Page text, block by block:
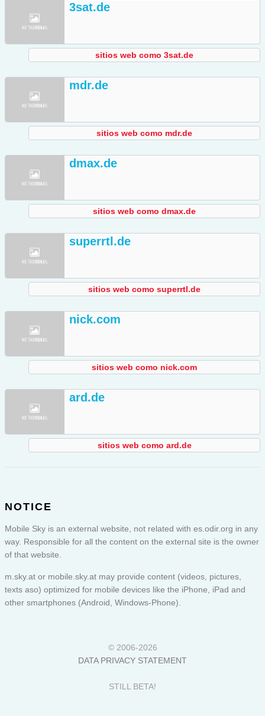
3sat.de
sitios web como 3sat.de
mdr.de
sitios web como mdr.de
dmax.de
sitios web como dmax.de
superrtl.de
sitios web como superrtl.de
nick.com
sitios web como nick.com
ard.de
sitios web como ard.de
NOTICE
Mobile Sky is an external website, not related with es.odir.org in any
way. Responsible for all the content on the external site is the owner
of that website.
m.sky.at or mobile.sky.at may provide content (videos, pictures,
texts aso) optimized for mobile devices like the iPhone, iPad and
other smartphones (Android, Windows-Phone).
© 2006-2026
DATA PRIVACY STATEMENT
STILL BETA!